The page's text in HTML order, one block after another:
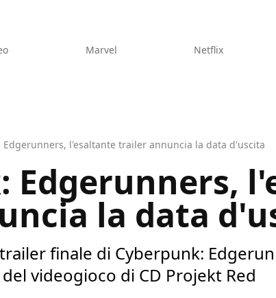
Marvel Netflix
Edgerunners, l'esaltante trailer annuncia la data d'uscita
Edgerunners,
la data
finale di Cyberpunk:
videogioco di CD Projekt Red